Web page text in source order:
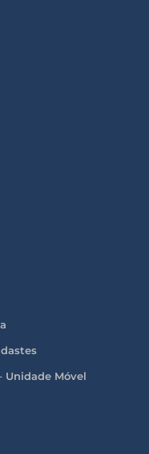
Unidade Móvel